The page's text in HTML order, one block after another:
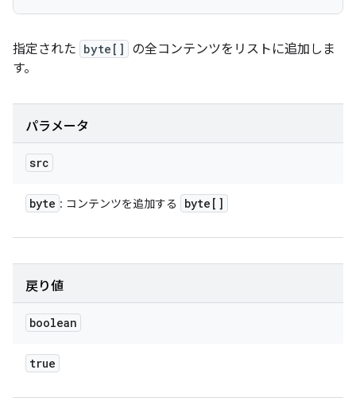
指定された byte[]
の全コンテンツをリストに追加しま
す。
パラメータ
src
byte : コンテンツを追加する byte[]
戻り値
boolean
true